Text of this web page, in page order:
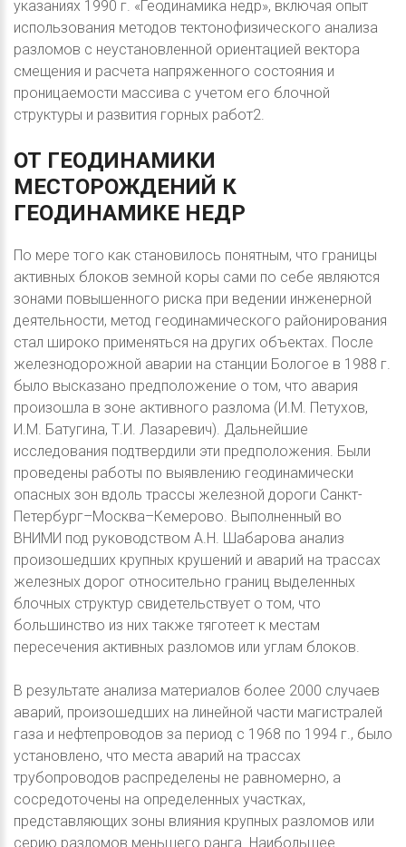
указаниях 1990 г. «Геодинамика недр», включая опыт
использования методов тектонофизического анализа
разломов с неустановленной ориентацией вектора
смещения и расчета напряженного состояния и
проницаемости массива с учетом его блочной
структуры и развития горных работ2.
ОТ ГЕОДИНАМИКИ
МЕСТОРОЖДЕНИЙ К
ГЕОДИНАМИКЕ НЕДР
По мере того как становилось понятным, что границы
активных блоков земной коры сами по себе являются
зонами повышенного риска при ведении инженерной
деятельности, метод геодинамического районирования
стал широко применяться на других объектах. После
железнодорожной аварии на станции Бологое в 1988 г.
было высказано предположение о том, что авария
произошла в зоне активного разлома (И.М. Петухов,
И.М. Батугина, Т.И. Лазаревич). Дальнейшие
исследования подтвердили эти предположения. Были
проведены работы по выявлению геодинамически
опасных зон вдоль трассы железной дороги Санкт-
Петербург–Москва–Кемерово. Выполненный во
ВНИМИ под руководством А.Н. Шабарова анализ
произошедших крупных крушений и аварий на трассах
железных дорог относительно границ выделенных
блочных структур свидетельствует о том, что
большинство из них также тяготеет к местам
пересечения активных разломов или углам блоков.
В результате анализа материалов более 2000 случаев
аварий, произошедших на линейной части магистралей
газа и нефтепроводов за период с 1968 по 1994 г., было
установлено, что места аварий на трассах
трубопроводов распределены не равномерно, а
сосредоточены на определенных участках,
представляющих зоны влияния крупных разломов или
серию разломов меньшего ранга. Наибольшее